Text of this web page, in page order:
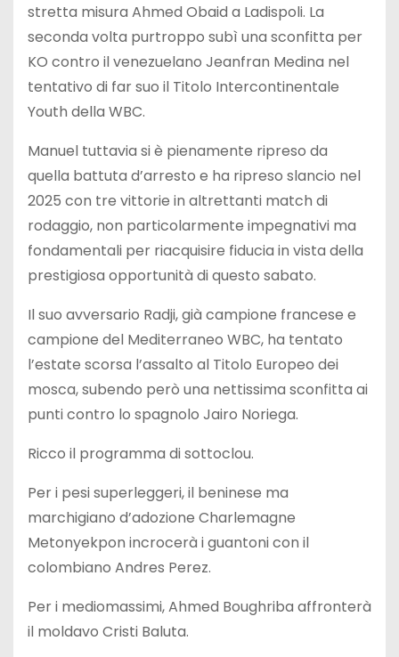
stretta misura Ahmed Obaid a Ladispoli. La
seconda volta purtroppo subì una sconfitta per
KO contro il venezuelano Jeanfran Medina nel
tentativo di far suo il Titolo Intercontinentale
Youth della WBC.
Manuel tuttavia si è pienamente ripreso da
quella battuta d’arresto e ha ripreso slancio nel
2025 con tre vittorie in altrettanti match di
rodaggio, non particolarmente impegnativi ma
fondamentali per riacquisire fiducia in vista della
prestigiosa opportunità di questo sabato.
Il suo avversario Radji, già campione francese e
campione del Mediterraneo WBC, ha tentato
l’estate scorsa l’assalto al Titolo Europeo dei
mosca, subendo però una nettissima sconfitta ai
punti contro lo spagnolo Jairo Noriega.
Ricco il programma di sottoclou.
Per i pesi superleggeri, il beninese ma
marchigiano d’adozione Charlemagne
Metonyekpon incrocerà i guantoni con il
colombiano Andres Perez.
Per i mediomassimi, Ahmed Boughriba affronterà
il moldavo Cristi Baluta.